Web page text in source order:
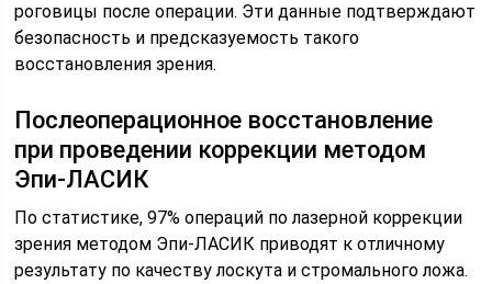
роговицы после операции. Эти данные подтверждают
безопасность и предсказуемость такого
восстановления зрения.
Послеоперационное восстановление
при проведении коррекции методом
Эпи-ЛАСИК
По статистике, 97% операций по лазерной коррекции
зрения методом Эпи-ЛАСИК приводят к отличному
результату по качеству лоскута и стромального ложа.